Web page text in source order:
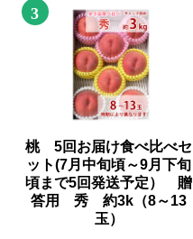
3
桃 5回お届け食べ比べセ
ット(7月中旬頃～9月下旬
頃まで5回発送予定） 贈
答用 秀 約3k（8～13
玉）